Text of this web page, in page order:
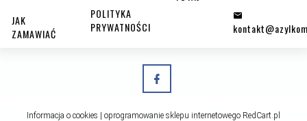
JAK
ZAMAWIAĆ
POLITYKA
PRYWATNOŚCI
Informacja o cookies oprogramowanie sklepu internetowego RedCart.pl